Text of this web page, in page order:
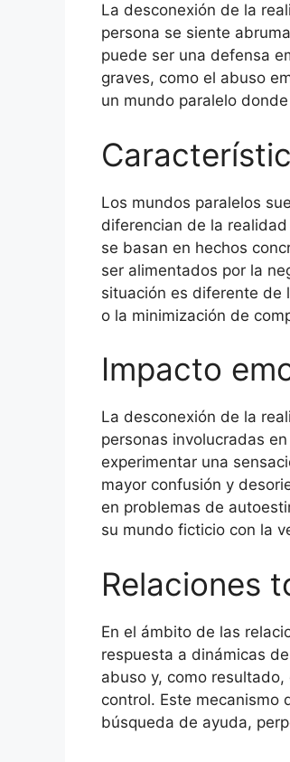
La desconexión de la
persona se siente
puede ser una defensa
graves, como el abuso
un mundo paralelo
Los mundos paralelos
diferencian de la
se basan en hechos
ser alimentados por la
situación es diferente de
o la minimización de
Impacto
La desconexión de la
personas involucradas
experimentar una
mayor confusión y
en problemas de
su mundo ficticio con la
Relaciones
En el ámbito de las
respuesta a dinámicas
abuso y, como
control. Este mecanismo
búsqueda de ayuda,